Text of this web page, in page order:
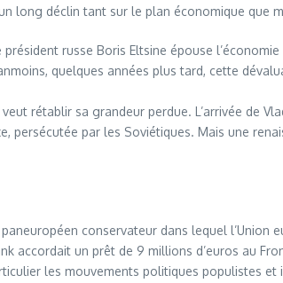
long déclin tant sur le plan économique que
russe Boris Eltsine épouse
quelques années plus tard, cette
rétablir sa grandeur perdue. L’arrivée de
persécutée par les Soviétiques. Mais une
conservateur dans lequel
accordait un prêt de 9 millions d’euros au
les mouvements politiques populistes et